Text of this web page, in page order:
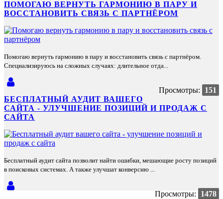
ПОМОГАЮ ВЕРНУТЬ ГАРМОНИЮ В ПАРУ И
ВОССТАНОВИТЬ СВЯЗЬ С ПАРТНЁРОМ
Помогаю вернуть гармонию в пару и восстановить связь с партнёром.
Специализируюсь на сложных случаях: длительное отда...
Просмотры:
151
БЕСПЛАТНЫЙ АУДИТ ВАШЕГО
САЙТА - УЛУЧШЕНИЕ ПОЗИЦИЙ И ПРОДАЖ С
САЙТА
Бесплатный аудит сайта позволит найти ошибки, мешающие росту позиций
в поисковых системах. А также улучшат конверсию ...
Просмотры: 1478